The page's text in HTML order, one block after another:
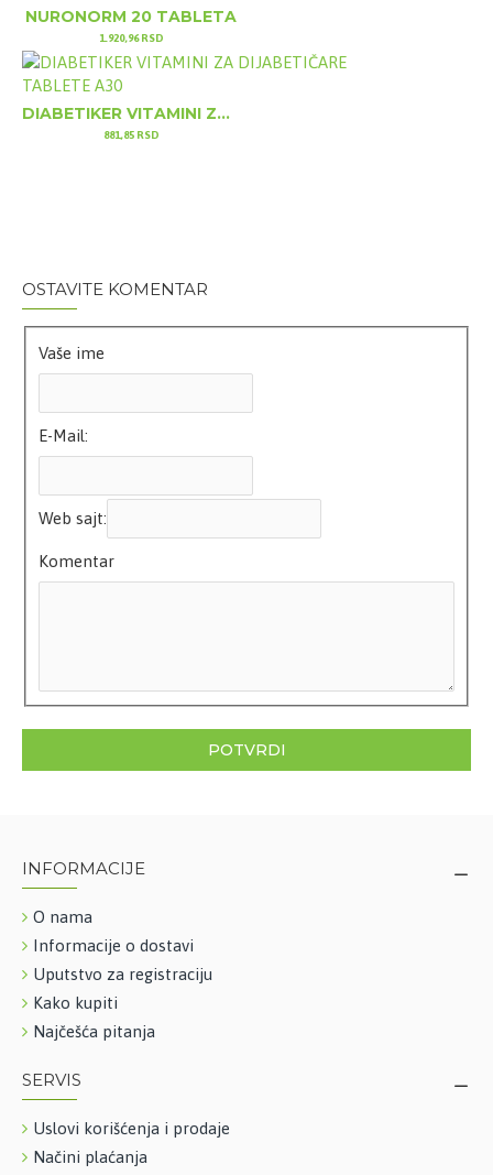
NURONORM 20 TABLETA
1.920,96 RSD
DIABETIKER VITAMINI ZA DIJABETIČARE TABLETE A30
881,85 RSD
OSTAVITE KOMENTAR
Vaše ime
E-Mail:
Web sajt:
Komentar
POTVRDI
INFORMACIJE
O nama
Informacije o dostavi
Uputstvo za registraciju
Kako kupiti
Najčešća pitanja
SERVIS
Uslovi korišćenja i prodaje
Načini plaćanja